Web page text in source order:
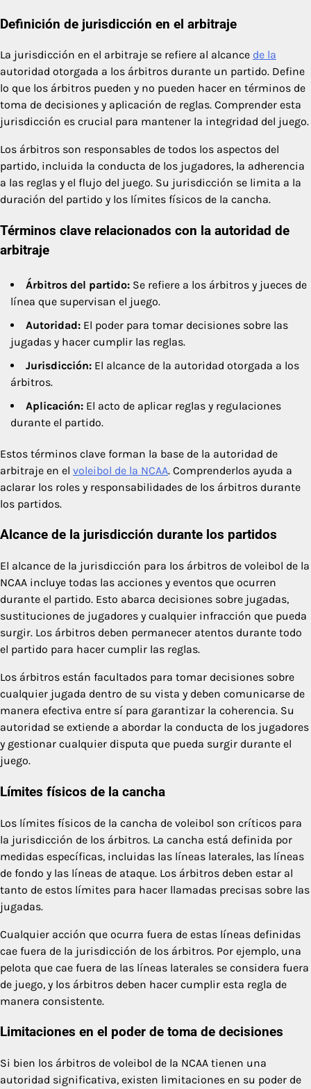
Definición de jurisdicción en el arbitraje
La jurisdicción en el arbitraje se refiere al alcance de la
autoridad otorgada a los árbitros durante un partido. Define
lo que los árbitros pueden y no pueden hacer en términos de
toma de decisiones y aplicación de reglas. Comprender esta
jurisdicción es crucial para mantener la integridad del juego.
Los árbitros son responsables de todos los aspectos del
partido, incluida la conducta de los jugadores, la adherencia
a las reglas y el flujo del juego. Su jurisdicción se limita a la
duración del partido y los límites físicos de la cancha.
Términos clave relacionados con la autoridad de
arbitraje
Árbitros del partido: Se refiere a los árbitros y jueces de
línea que supervisan el juego.
Autoridad: El poder para tomar decisiones sobre las
jugadas y hacer cumplir las reglas.
Jurisdicción: El alcance de la autoridad otorgada a los
árbitros.
Aplicación: El acto de aplicar reglas y regulaciones
durante el partido.
Estos términos clave forman la base de la autoridad de
arbitraje en el voleibol de la NCAA. Comprenderlos ayuda a
aclarar los roles y responsabilidades de los árbitros durante
los partidos.
Alcance de la jurisdicción durante los partidos
El alcance de la jurisdicción para los árbitros de voleibol de la
NCAA incluye todas las acciones y eventos que ocurren
durante el partido. Esto abarca decisiones sobre jugadas,
sustituciones de jugadores y cualquier infracción que pueda
surgir. Los árbitros deben permanecer atentos durante todo
el partido para hacer cumplir las reglas.
Los árbitros están facultados para tomar decisiones sobre
cualquier jugada dentro de su vista y deben comunicarse de
manera efectiva entre sí para garantizar la coherencia. Su
autoridad se extiende a abordar la conducta de los jugadores
y gestionar cualquier disputa que pueda surgir durante el
juego.
Límites físicos de la cancha
Los límites físicos de la cancha de voleibol son críticos para
la jurisdicción de los árbitros. La cancha está definida por
medidas específicas, incluidas las líneas laterales, las líneas
de fondo y las líneas de ataque. Los árbitros deben estar al
tanto de estos límites para hacer llamadas precisas sobre las
jugadas.
Cualquier acción que ocurra fuera de estas líneas definidas
cae fuera de la jurisdicción de los árbitros. Por ejemplo, una
pelota que cae fuera de las líneas laterales se considera fuera
de juego, y los árbitros deben hacer cumplir esta regla de
manera consistente.
Limitaciones en el poder de toma de decisiones
Si bien los árbitros de voleibol de la NCAA tienen una
autoridad significativa, existen limitaciones en su poder de